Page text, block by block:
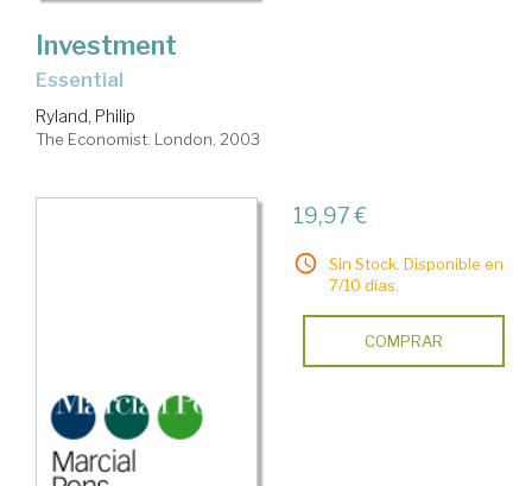
Investment
essential
Ryland, Philip
The Economist. London, 2003
19,97 €
Sin Stock. Disponible en
7/10 días.
COMPRAR